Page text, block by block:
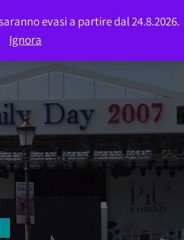
evasi a partire dal 24.8.2026.
Ignora